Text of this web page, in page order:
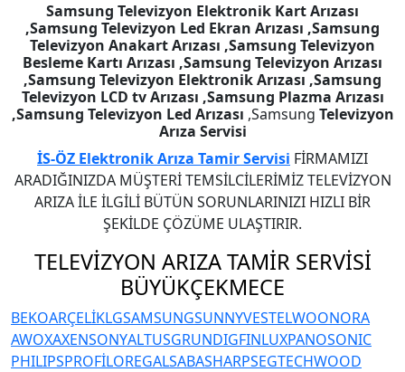
Samsung Televizyon Elektronik Kart Arızası
,Samsung Televizyon Led Ekran Arızası ,Samsung
Televizyon Anakart Arızası ,Samsung Televizyon
Besleme Kartı Arızası ,Samsung Televizyon Arızası
,Samsung Televizyon Elektronik Arızası ,Samsung
Televizyon LCD tv Arızası ,Samsung Plazma Arızası
,Samsung Televizyon Led Arızası ,Samsung Televizyon
Arıza Servisi
İS-ÖZ Elektronik Arıza Tamir Servisi FİRMAMIZI
ARADIĞINIZDA MÜŞTERİ TEMSİLCİLERİMİZ TELEVİZYON
ARIZA İLE İLGİLİ BÜTÜN SORUNLARINIZI HIZLI BİR
ŞEKİLDE ÇÖZÜME ULAŞTIRIR.
TELEVİZYON ARIZA TAMİR SERVİSİ
BÜYÜKÇEKMECE
BEKOARÇELİKLGSAMSUNGSUNNYVESTELWOONORA
AWOXAXENSONYALTUSGRUNDIGFINLUXPANOSONIC
PHILIPSPROFİLOREGALSABASHARPSEGTECHWOOD